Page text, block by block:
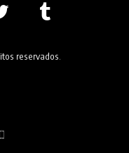
reservados.